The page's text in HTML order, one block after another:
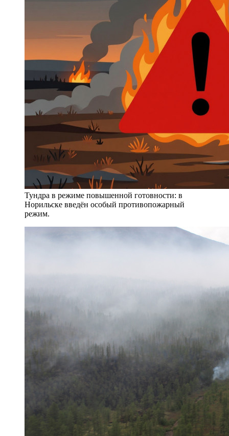
Тундра в режиме повышенной готовности: в
Норильске введён особый противопожарный
режим.